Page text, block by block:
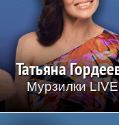
Татьяна
Мурзилки LIVE